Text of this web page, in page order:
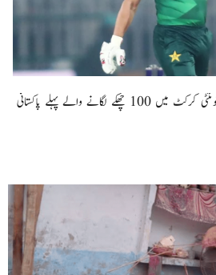
صاحبزادہ فرحان ایک سال میں ٹی ٹوئنٹی کرکٹ میں 100 چھکے لگانے والے پہلے پاکستانی